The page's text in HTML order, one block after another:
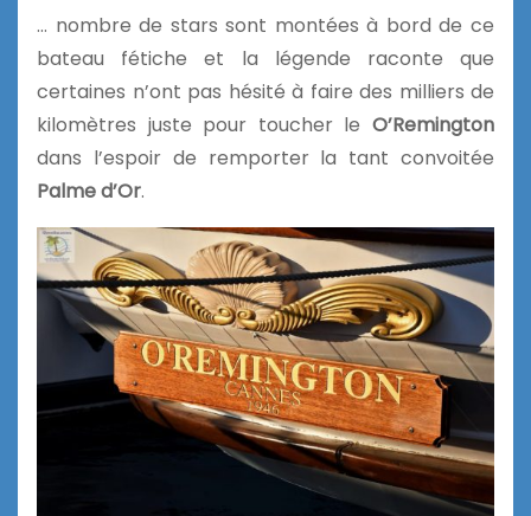
… nombre de stars sont montées à bord de ce
bateau fétiche et la légende raconte que
certaines n’ont pas hésité à faire des milliers de
kilomètres juste pour toucher le O’Remington
dans l’espoir de remporter la tant convoitée
Palme d’Or.